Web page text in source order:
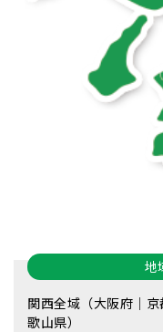
地
関西全域（大阪府｜
歌山県）